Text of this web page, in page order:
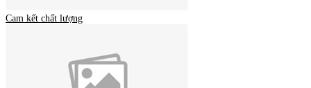
Cam kết chất lượng